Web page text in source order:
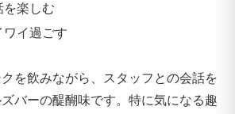
を楽しむ
ワイ過ごす
を飲みながら、スタッフとの会話を
バーの醍醐味です。特に気になる趣